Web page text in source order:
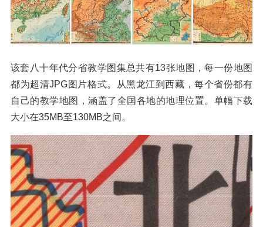
该套八十年代分省教学图集总共有13张地图，每一份地图
都为超清JPG图片格式。从黑龙江到西藏，每个省份都有
自己的教学地图，涵盖了全国各地的地理位置。单幅下载
大小在35MB至130MB之间。